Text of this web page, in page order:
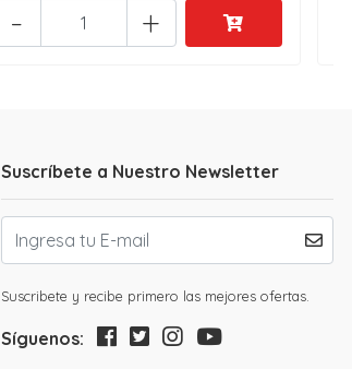
+
-
Suscríbete a Nuestro Newsletter
Suscribete y recibe primero las mejores ofertas.
Síguenos: